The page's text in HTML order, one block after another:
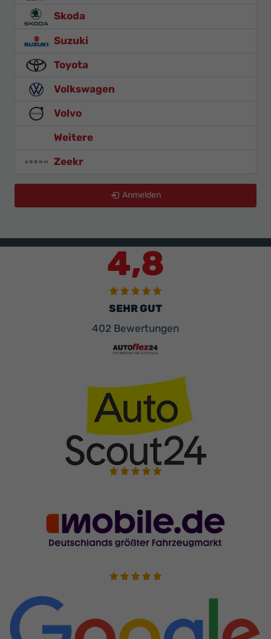
Skoda
Suzuki
Toyota
Volkswagen
Volvo
Weitere
Zeekr
Anmelden
4,8
SEHR GUT
402 Bewertungen